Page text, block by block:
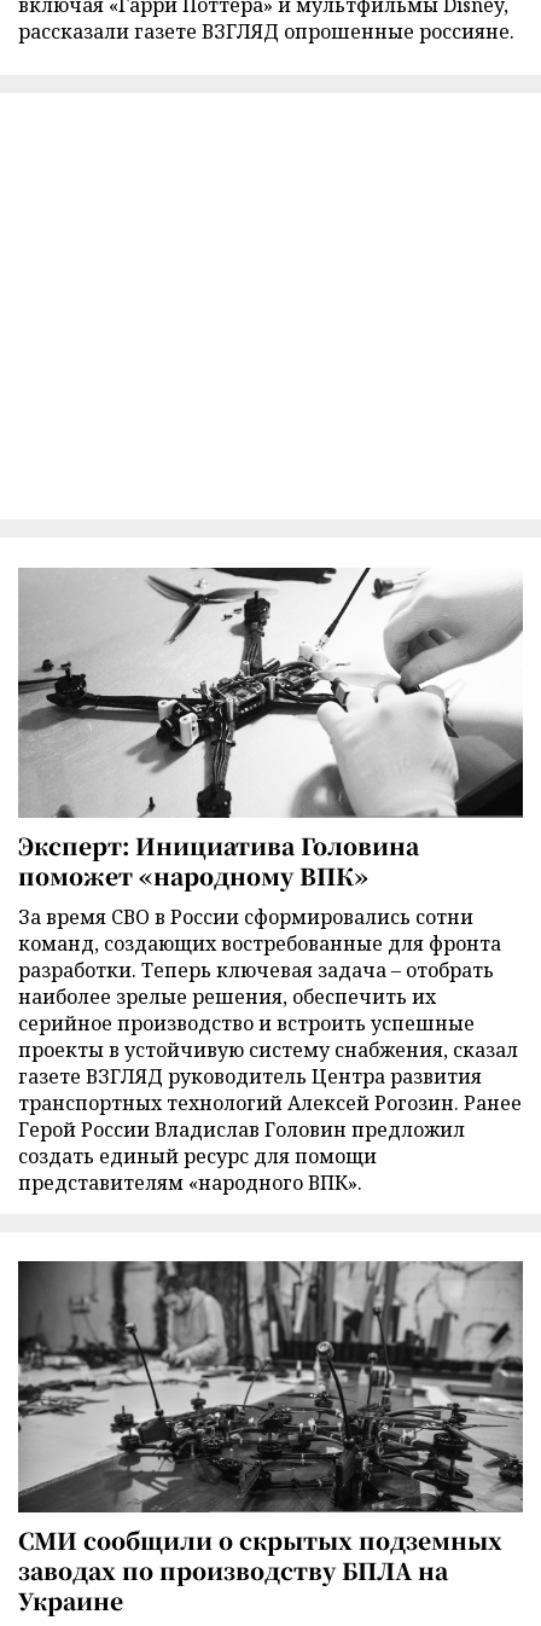
рассказали газете ВЗГЛЯД опрошенные россияне.
Эксперт: Инициатива Головина
поможет «народному ВПК»
За время СВО в России сформировались сотни
команд, создающих востребованные для фронта
разработки. Теперь ключевая задача – отобрать
наиболее зрелые решения, обеспечить их
серийное производство и встроить успешные
проекты в устойчивую систему снабжения, сказал
газете ВЗГЛЯД руководитель Центра развития
транспортных технологий Алексей Рогозин. Ранее
Герой России Владислав Головин предложил
создать единый ресурс для помощи
представителям «народного ВПК».
СМИ сообщили о скрытых подземных
заводах по производству БПЛА на
Украине